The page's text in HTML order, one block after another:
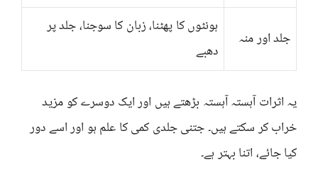
جلد اور منہ
ہونٹوں کا پھٹنا، زبان کا سوجنا، جلد پر
دھبے
یہ اثرات آہستہ آہستہ بڑھتے ہیں اور ایک دوسرے کو مزید
خراب کر سکتے ہیں۔ جتنی جلدی کمی کا علم ہو اور اسے دور
کیا جائے، اتنا بہتر ہے۔